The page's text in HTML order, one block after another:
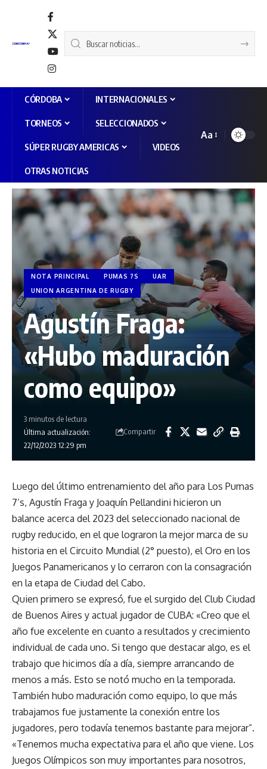
CÓRDOBA INTERNACIONALES
TORNEOS SELECCIONADOS
SÚPER RUGBY AMERICAS VIDEOS
OTRAS NOTICIAS
Aa
NOTA PRINCIPAL PUMAS 7S
UAR
UNION ARGENTINA DE RUGBY
Agustín Fraga:
«Hubo maduración
como equipo»
Última actualización:
22/12/2023 12:29 pm
3 minutos de lectura
Compartir
Luego del último entrenamiento del año para Los Pumas
7’s, Agustín Fraga y Joaquín Pellandini hicieron un
balance acerca del 2023 del seleccionado nacional de
rugby reducido, en el que lograron la mejor marca de su
historia en el Circuito Mundial (2° puesto), el Oro en los
Juegos Panamericanos y lo cerraron con la consagración
en la etapa de Ciudad del Cabo.
Quien primero se expresó, fue el surgido del Club Ciudad
de Buenos Aires y actual jugador de CUBA: «Creo que el
año fue excelente en cuanto a resultados y crecimiento
individual de cada uno. Si tengo que destacar algo, es el
trabajo que hicimos día a día, siempre arrancando de
menos a más. Esto se notó mucho en la temporada.
También hubo maduración como equipo, lo que más
trabajamos fue justamente la conexión entre los
jugadores, pero todavía tenemos bastante para mejorar”.
«Tenemos mucha expectativa para el año que viene. Los
Juegos Olímpicos son muy importantes para nosotros,